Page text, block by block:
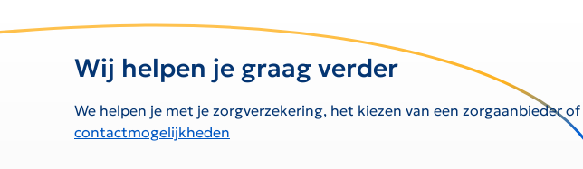
Wij helpen je graag verder
We helpen je met je zorgverzekering, het kiezen van een zorgaanbieder
contactmogelijkheden